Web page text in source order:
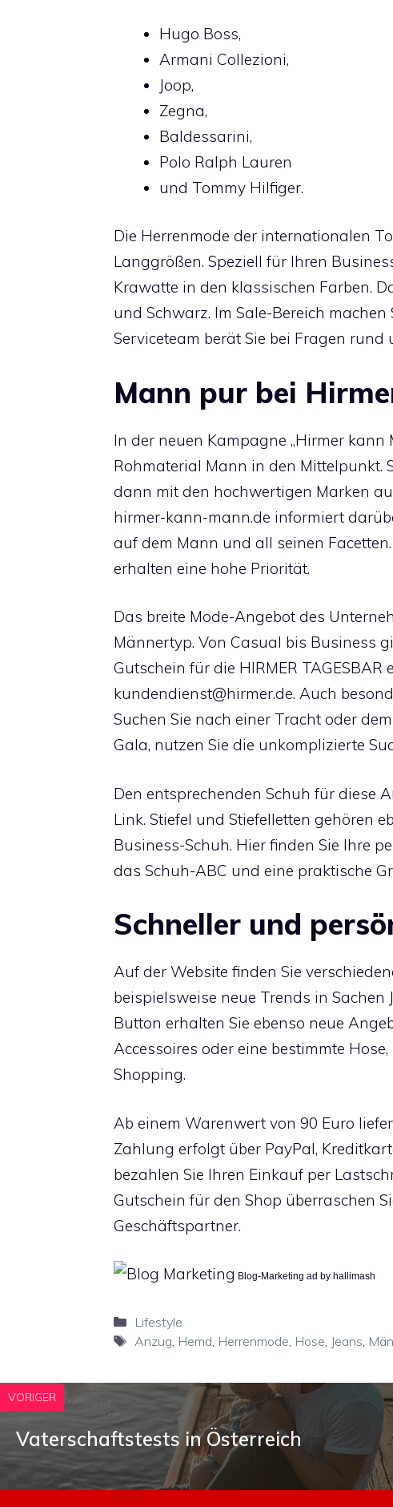
Hugo Boss,
Armani Collezioni,
Joop,
Zegna,
Baldessarini,
Polo Ralph Lauren
und Tommy Hilfiger.
Die Herrenmode der internationalen
Langgrößen. Speziell für Ihren
Krawatte in den klassischen Farben.
und Schwarz. Im Sale-Bereich
Serviceteam berät Sie bei Fragen rund
Mann pur bei
In der neuen Kampagne „Hirmer kann
Rohmaterial Mann in den Mittelpunkt.
dann mit den hochwertigen Marken
hirmer-kann-mann.de informiert
auf dem Mann und all seinen
erhalten eine hohe Priorität.
Das breite Mode-Angebot des
Männertyp. Von Casual bis Business
Gutschein für die HIRMER
kundendienst@hirmer.de. Auch
Suchen Sie nach einer Tracht oder
Gala, nutzen Sie die unkomplizierte
Den entsprechenden Schuh für diese
Link. Stiefel und Stiefelletten gehören
Business-Schuh. Hier finden Sie Ihre
das Schuh-ABC und eine praktische
Schneller und
Auf der Website finden Sie
beispielsweise neue Trends in
Button erhalten Sie ebenso neue
Accessoires oder eine bestimmte
Shopping.
Ab einem Warenwert von 90 Euro
Zahlung erfolgt über PayPal,
bezahlen Sie Ihren Einkauf per
Gutschein für den Shop überraschen
Geschäftspartner.
Blog-Marketing ad by hallimash
Kategorien
Lifestyle
Schlagwörter
Anzug, Hemd, Herrenmode, Hose, Jeans,
VORIGER
Vaterschaftstests in Österreich